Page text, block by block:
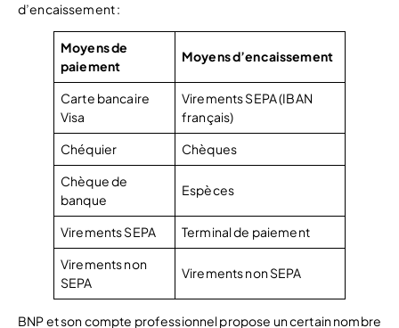
d’encaissement :
Moyens de
paiement
Moyens d’encaissement
Carte bancaire
Visa
Virements SEPA (IBAN
français)
Chéquier
Chèques
Chèque de
banque
Espèces
Virements SEPA
Terminal de paiement
Virements non
SEPA
Virements non SEPA
BNP et son compte professionnel propose un certain nombre